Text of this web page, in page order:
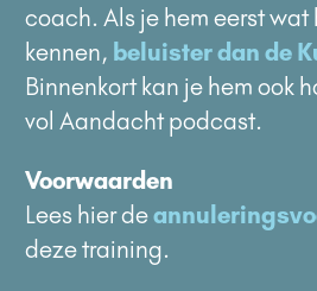
coach. Als je hem eerst wat
kennen, beluister dan de
Binnenkort kan je hem ook
vol Aandacht podcast.
Voorwaarden
Lees hier de
deze training.